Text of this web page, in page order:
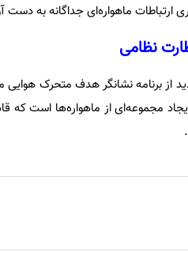
ارتباطات ماهواره‌ای جداگانه به دست
نظامی
ایجاد مجموعه‌ای از ماهواره‌ها است که